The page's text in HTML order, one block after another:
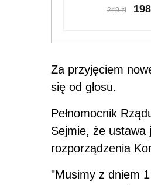
249 zł
Za przyjęciem
się od głosu.
Pełnomocnik
Sejmie, że ustawa
rozporządzenia
"Musimy z dniem